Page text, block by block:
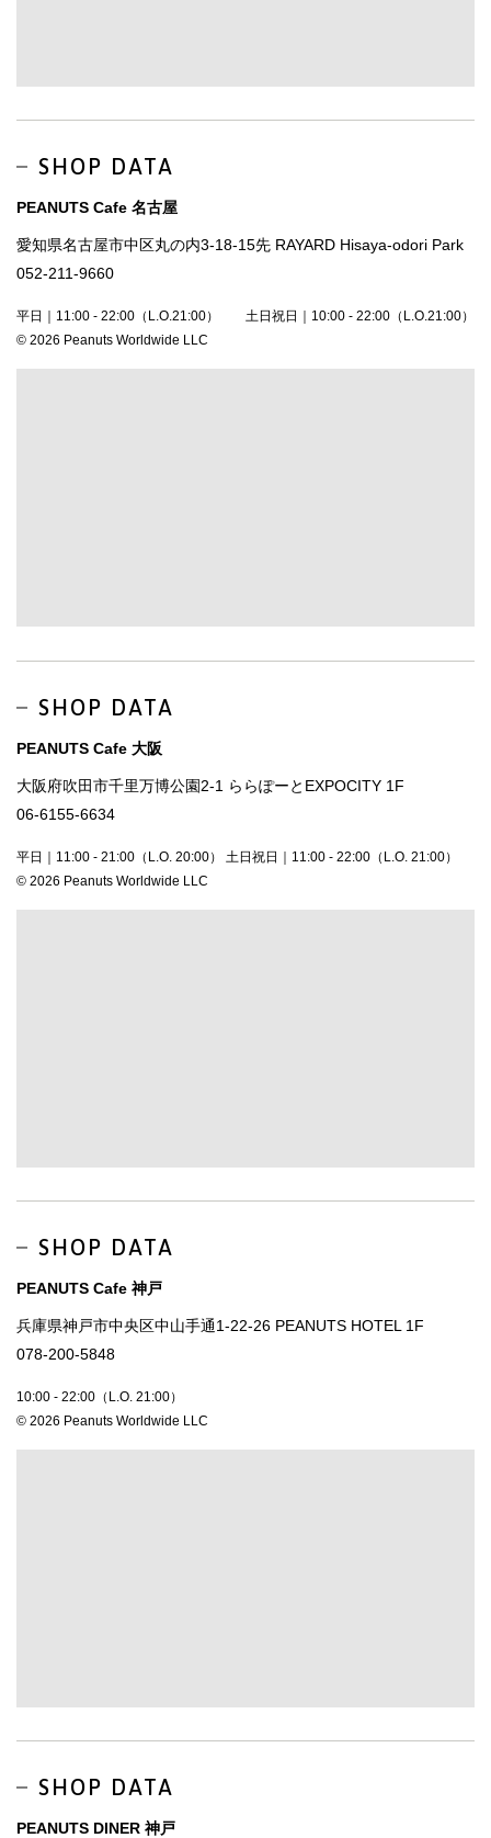
SHOP DATA
PEANUTS Cafe 名古屋
愛知県名古屋市中区丸の内3-18-15先 RAYARD Hisaya-odori Park
052-211-9660
平日｜11:00 - 22:00（L.O.21:00） 土日祝日｜10:00 - 22:00（L.O.21:00）
© 2026 Peanuts Worldwide LLC
SHOP DATA
PEANUTS Cafe 大阪
大阪府吹田市千里万博公園2-1 ららぽーとEXPOCITY 1F
06-6155-6634
平日｜11:00 - 21:00（L.O. 20:00） 土日祝日｜11:00 - 22:00（L.O. 21:00）
© 2026 Peanuts Worldwide LLC
SHOP DATA
PEANUTS Cafe 神戸
兵庫県神戸市中央区中山手通1-22-26 PEANUTS HOTEL 1F
078-200-5848
10:00 - 22:00（L.O. 21:00）
© 2026 Peanuts Worldwide LLC
SHOP DATA
PEANUTS DINER 神戸